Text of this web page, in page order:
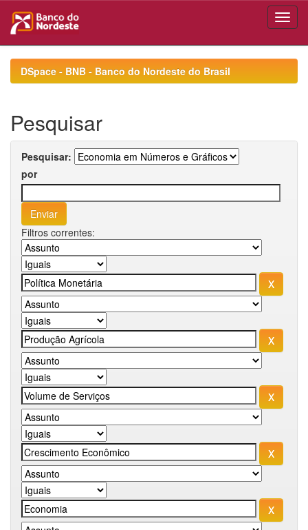
navigationDSpace - BNB - Banco do Nordeste do Brasil
Pesquisar
Pesquisar:
por
Filtros correntes: